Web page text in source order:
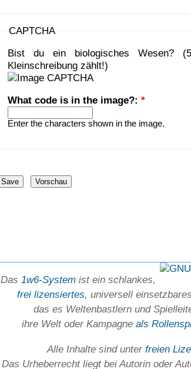
CAPTCHA
Bist du ein biologisches Wesen?
Kleinschreibung zählt!)
What code is in the image?: *
Enter the characters shown in the image.
Das 1w6-System ist ein schlankes,
frei lizensiertes, universell einsetz­bares
das es Welten­bastlern und
ihre Welt oder Kam­pagne als
Alle Inhalte sind unter freien
Das Urheber­recht liegt bei Autorin oder